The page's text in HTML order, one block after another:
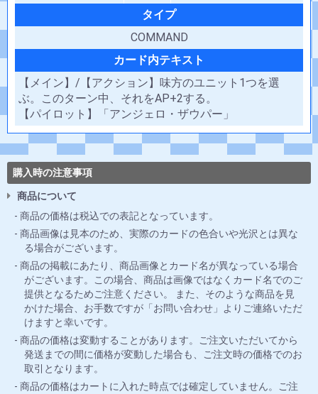
タイプ
COMMAND
カード内テキスト
【メイン】/【アクション】味方のユニット1つを選
ぶ。このターン中、それをAP+2する。
【パイロット】「アンジェロ・ザウパー」
購入時の注意事項
商品について
商品の価格は税込での表記となっています。
商品画像は見本のため、実際のカードの色合いや光沢とは異な
る場合がございます。
商品の掲載にあたり、商品画像とカード名が異なっている場合
がございます。この場合、商品は画像ではなくカード名でのご
提供となるためご注意ください。 また、そのような商品を見
かけた場合、お手数ですが「お問い合わせ」よりご連絡いただ
けますと幸いです。
商品の価格は変動することがあります。ご注文いただいてから
発送までの間に価格が変動した場合も、ご注文時の価格でのお
取引となります。
商品の価格はカートに入れた時点では確定していません。ご注